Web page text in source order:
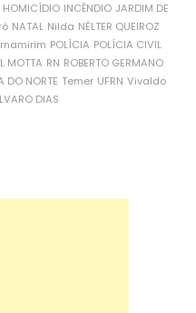
HOMICÍDIO INCÊNDIO JARDIM DE
NATAL Nilda NÉLTER QUEIROZ
POLÍCIA POLÍCIA CIVIL
MOTTA RN ROBERTO GERMANO
DO NORTE Temer UFRN Vivaldo
DIAS